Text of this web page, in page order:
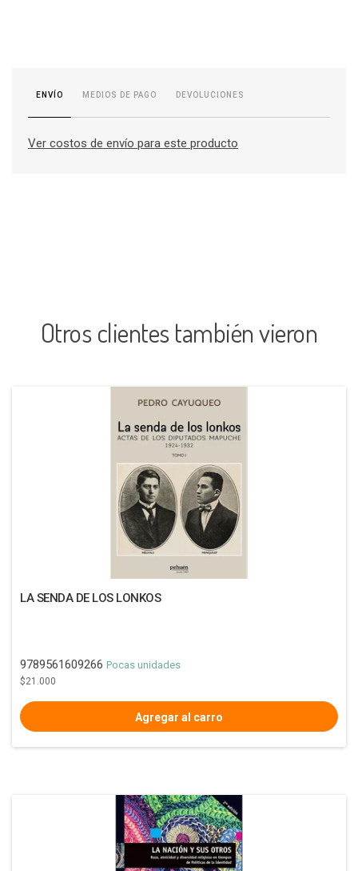
ENVÍO MEDIOS DE PAGO DEVOLUCIONES
Ver costos de envío para este producto
Otros clientes también vieron
LA SENDA DE LOS LONKOS
9789561609266 Pocas unidades
$21.000